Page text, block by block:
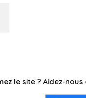
le site ? Aidez-